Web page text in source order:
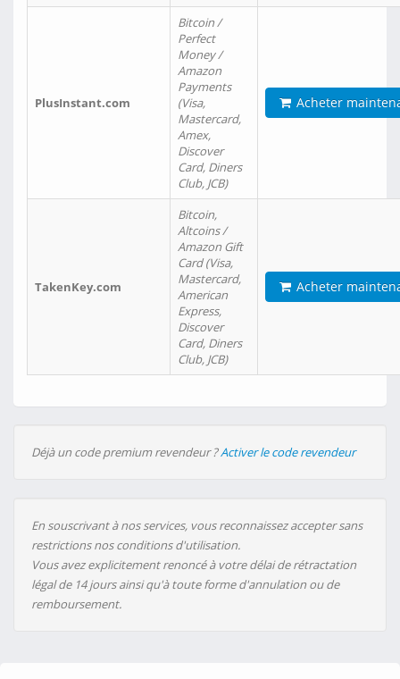
PlusInstant.com
Bitcoin /
Perfect
Money /
Amazon
Payments
(Visa,
Mastercard,
Amex,
Discover
Card, Diners
Club, JCB)
Acheter
TakenKey.com
Bitcoin,
Altcoins /
Amazon Gift
Card (Visa,
Mastercard,
American
Express,
Discover
Card, Diners
Club, JCB)
Acheter
Déjà un code premium revendeur ?Activer le code revendeur
En souscrivant à nos services, vous reconnaissez accepter sans
restrictions nos conditions d'utilisation.
Vous avez explicitement renoncé à votre délai de rétractation
légal de 14 jours ainsi qu'à toute forme d'annulation ou de
remboursement.